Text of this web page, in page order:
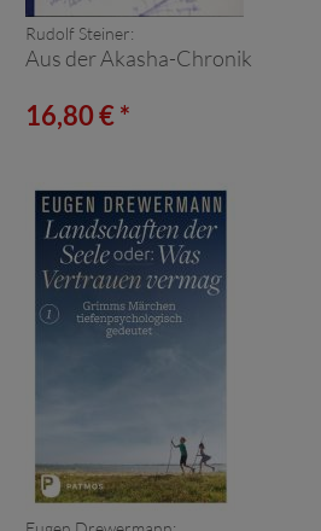
Rudolf Steiner:
Aus der Akasha-Chronik
16,80 € *